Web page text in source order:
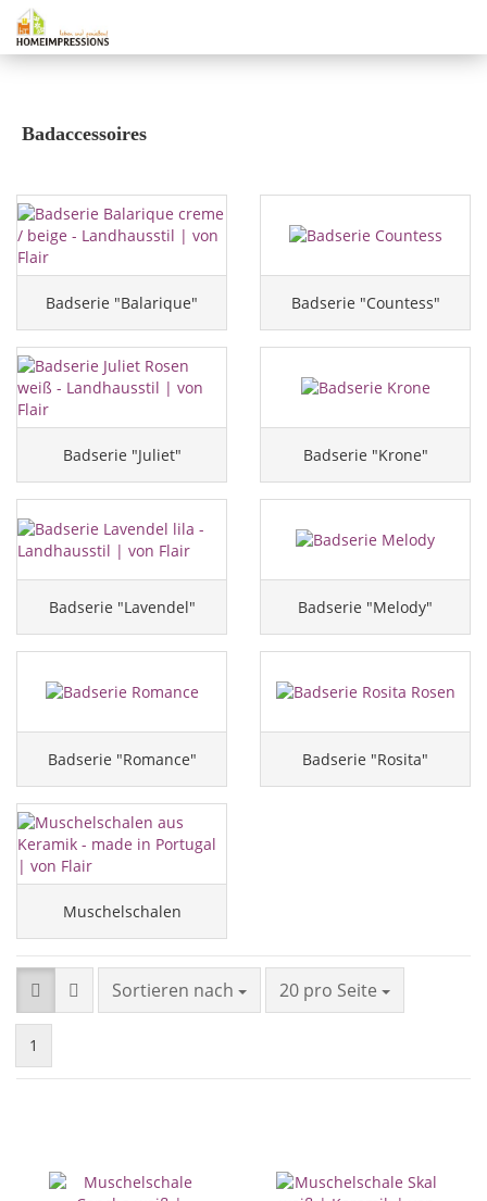
Badaccessoires
Badserie "Balarique" Badserie "Countess"
Badserie "Juliet" Badserie "Krone"
Badserie "Lavendel" Badserie "Melody"
Badserie "Romance" Badserie "Rosita"
Muschelschalen
Sortieren nach 20 pro Seite
1